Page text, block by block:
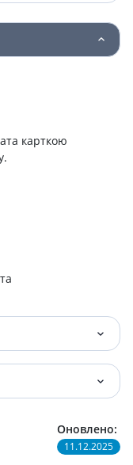
1,5г
66.10 грн.
№20 68.20 грн.
87.10 грн.
96.40 грн.
133.30 грн.
карткою
Оновлено:
11.12.2025